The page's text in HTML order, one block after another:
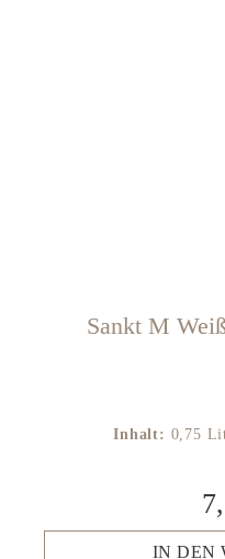
Sankt M
Inhalt: 0,75
IN DEN